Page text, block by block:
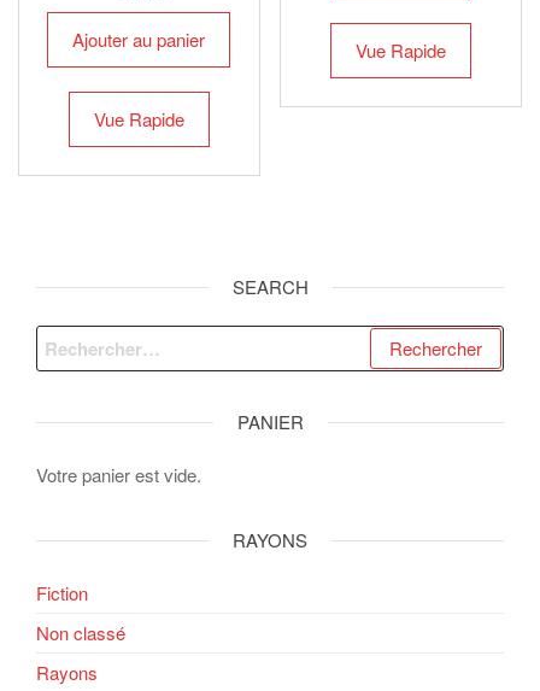
Ajouter au panier
Vue Rapide
Vue Rapide
SEARCH
Rechercher :
PANIER
Votre panier est vide.
RAYONS
Fiction
Non classé
Rayons